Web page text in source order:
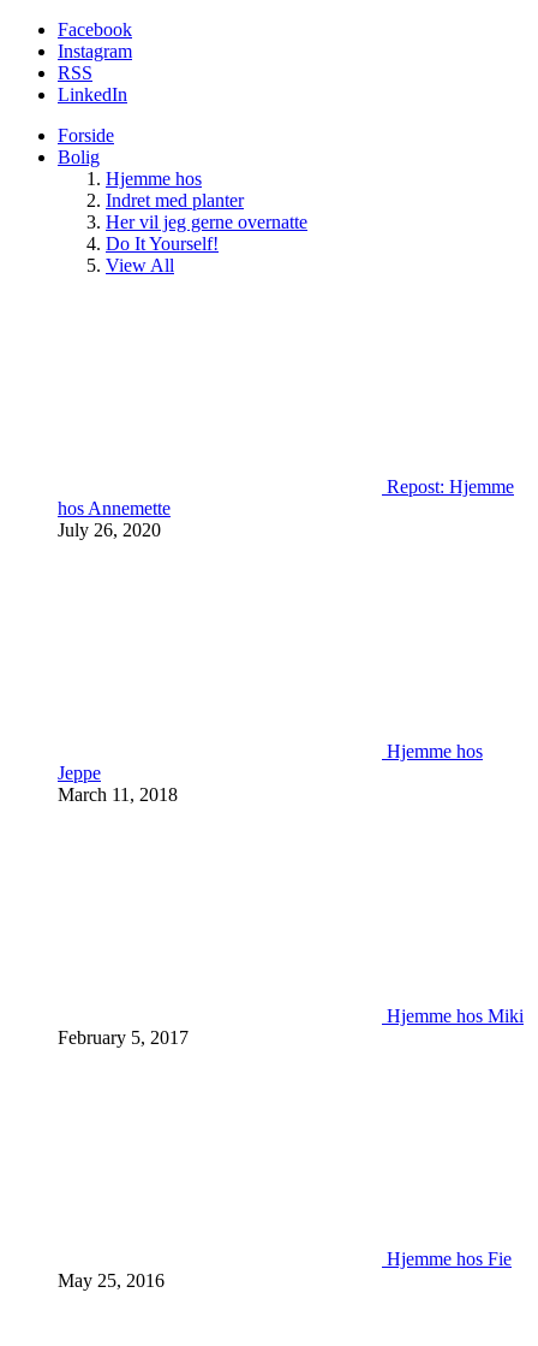
Facebook
Instagram
RSS
LinkedIn
Forside
Bolig
Hjemme hos
Indret med planter
Her vil jeg gerne overnatte
Do It Yourself!
View All
Repost: Hjemme
hos Annemette
July 26, 2020
Hjemme hos
Jeppe
March 11, 2018
Hjemme hos Miki
February 5, 2017
Hjemme hos Fie
May 25, 2016